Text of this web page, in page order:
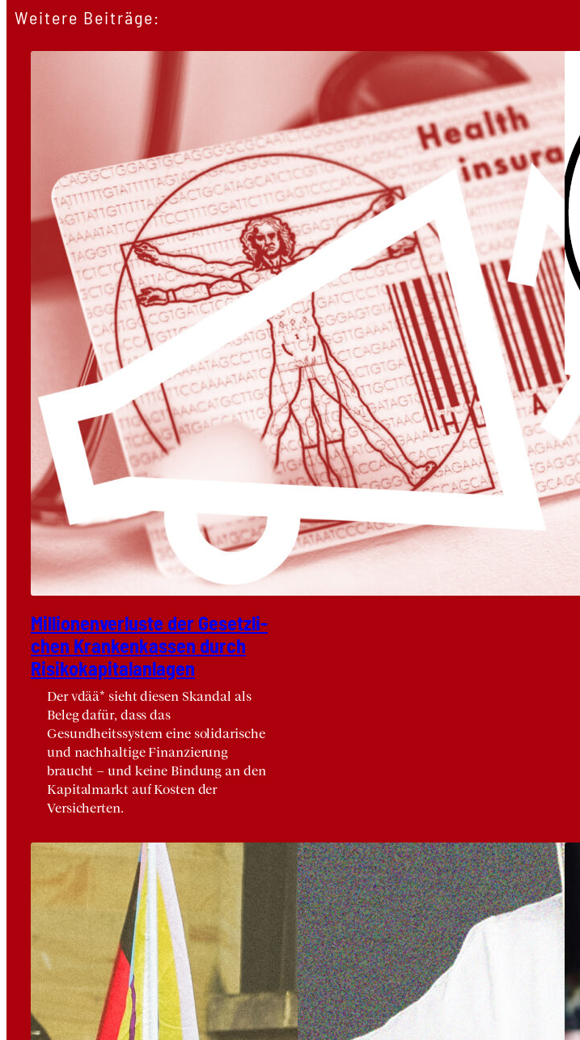
Weitere Beiträge:
Mil­lio­nen­ver­lus­te der Gesetz­li­
chen Kran­ken­kas­sen durch
Risi­ko­ka­pi­tal­an­la­gen
Der vdää* sieht diesen Skandal als
Beleg dafür, dass das
Gesundheitssystem eine solidarische
und nachhaltige Finanzierung
braucht – und keine Bindung an den
Kapitalmarkt auf Kosten der
Versicherten.
Rezen­si­on: Das Patri­ar­chat im
Ute­rus
»Schon wieder ein Buch über
Abtreibungen, braucht es das
wirklich?!« Wer das denkt, der sollte
sich an die eigene Nase fassen und
sich dieses brandaktuelle Buch
vornehmen.